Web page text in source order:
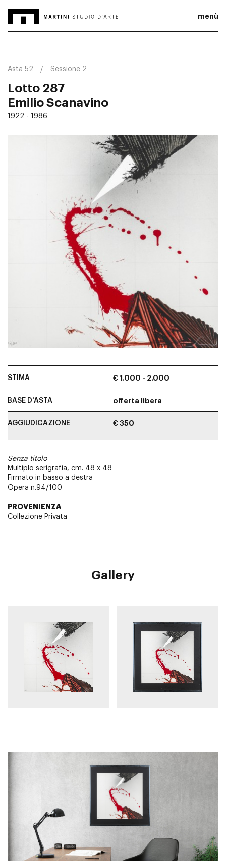
menù
Asta 52 Sessione 2
Lotto 287
Emilio Scanavino
1922 - 1986
STIMA € 1.000 - 2.000
BASE D'ASTA offerta libera
AGGIUDICAZIONE € 350
Senza titolo
Multiplo serigrafia, cm. 48 x 48
Firmato in basso a destra
Opera n.94/100
PROVENIENZA
Collezione Privata
Gallery